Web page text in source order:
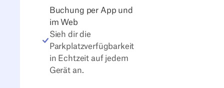
Buchung per App und
im Web
Sieh dir die
Parkplatzverfügbarkeit
in Echtzeit auf jedem
Gerät an.